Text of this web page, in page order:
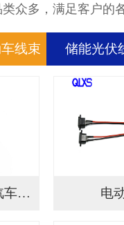
众多，满足客户的
储能光伏
电动车航空头汽车连接... 电